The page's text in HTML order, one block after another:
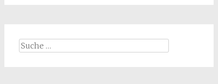
Suche
nach: